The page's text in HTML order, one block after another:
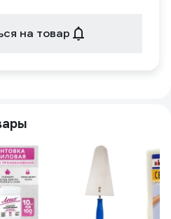
на товар